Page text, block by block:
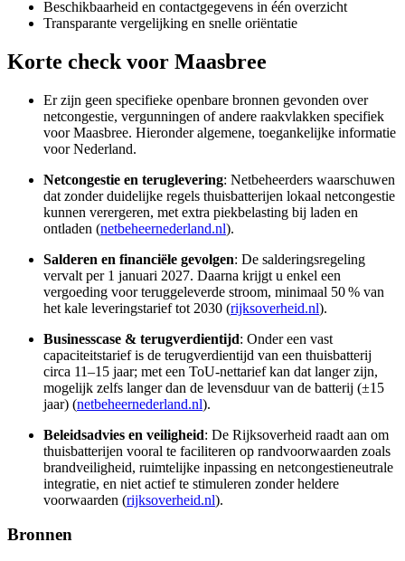
Beschikbaarheid en contactgegevens in één overzicht
Transparante vergelijking en snelle oriëntatie
Korte check voor Maasbree
Er zijn geen specifieke openbare bronnen gevonden over
netcongestie, vergunningen of andere raakvlakken specifiek
voor Maasbree. Hieronder algemene, toegankelijke informatie
voor Nederland.
Netcongestie en teruglevering: Netbeheerders waarschuwen
dat zonder duidelijke regels thuisbatterijen lokaal netcongestie
kunnen verergeren, met extra piekbelasting bij laden en
ontladen (netbeheernederland.nl).
Salderen en financiële gevolgen: De salderingsregeling
vervalt per 1 januari 2027. Daarna krijgt u enkel een
vergoeding voor teruggeleverde stroom, minimaal 50 % van
het kale leveringstarief tot 2030 (rijksoverheid.nl).
Businesscase & terugverdientijd: Onder een vast
capaciteitstarief is de terugverdientijd van een thuisbatterij
circa 11–15 jaar; met een ToU‑nettarief kan dat langer zijn,
mogelijk zelfs langer dan de levensduur van de batterij (±15
jaar) (netbeheernederland.nl).
Beleidsadvies en veiligheid: De Rijksoverheid raadt aan om
thuisbatterijen vooral te faciliteren op randvoorwaarden zoals
brandveiligheid, ruimtelijke inpassing en netcongestieneutrale
integratie, en niet actief te stimuleren zonder heldere
voorwaarden (rijksoverheid.nl).
Bronnen